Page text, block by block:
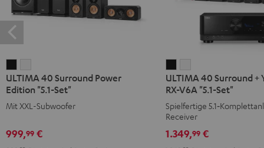
40
Surround
Power
"5.1-
40
Surround
Power
"5.1-
ULTIMA 40 Surround Power
Edition "5.1-Set"
Mit XXL-Subwoofer
999,99 €
40
Surround
+
Yamaha
RX-
40
Surround
+
Yamaha
RX-
ULTIMA 40 Surround +
RX-V6A "5.1-Set"
Spielfertige
Receiver
1.349,99€